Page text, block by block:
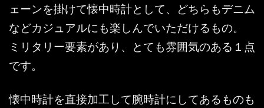
ェーンを掛けて懐中時計として、どちらもデニム
などカジュアルにも楽しんでいただけるもの。
ミリタリー要素があり、とても雰囲気のある１点
です。
懐中時計を直接加工して腕時計にしてあるものも